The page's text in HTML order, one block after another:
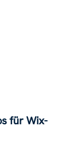
für Wix-